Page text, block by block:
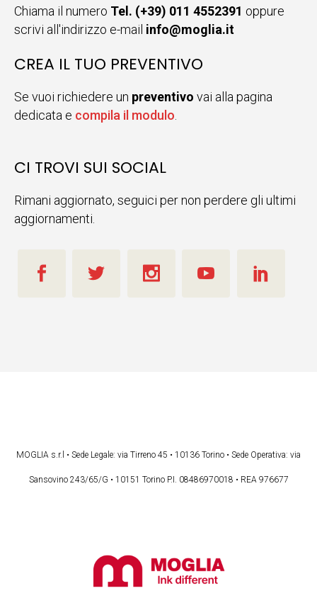
Chiama il numero Tel. (+39) 011 4552391 oppure
scrivi all'indirizzo e-mail info@moglia.it
CREA IL TUO PREVENTIVO
Se vuoi richiedere un preventivo vai alla pagina
dedicata e compila il modulo.
CI TROVI SUI SOCIAL
Rimani aggiornato, seguici per non perdere gli ultimi
aggiornamenti.
MOGLIA s.r.l • Sede Legale: via Tirreno 45 • 10136 Torino • Sede Operativa: via
Sansovino 243/65/G • 10151 Torino P.I. 08486970018 • REA 976677